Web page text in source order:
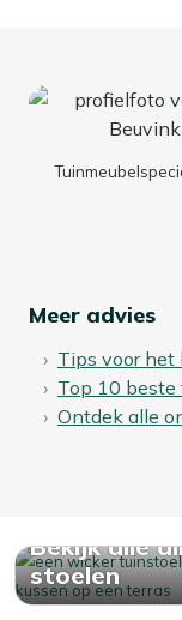
Meer advies
Tips voor het
Top 10 beste
Ontdek alle
Bekijk alle
stoelen